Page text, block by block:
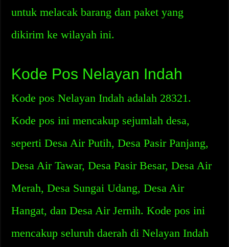
untuk melacak barang dan paket yang
dikirim ke wilayah ini.
Kode Pos Nelayan Indah
Kode pos Nelayan Indah adalah 28321.
Kode pos ini mencakup sejumlah desa,
seperti Desa Air Putih, Desa Pasir Panjang,
Desa Air Tawar, Desa Pasir Besar, Desa Air
Merah, Desa Sungai Udang, Desa Air
Hangat, dan Desa Air Jernih. Kode pos ini
mencakup seluruh daerah di Nelayan Indah